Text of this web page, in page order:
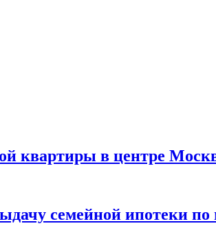
квартиры в центре
семейной ипотеки по